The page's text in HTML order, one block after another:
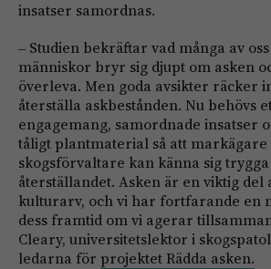
insatser samordnas.
‒ Studien bekräftar vad många av
människor bryr sig djupt om asken
överleva. Men goda avsikter räcker
återställa askbestånden. Nu behövs
engagemang, samordnade insatser
tåligt plantmaterial så att markägare
skogsförvaltare kan känna sig
återställandet. Asken är en viktig del
kulturarv, och vi har fortfarande en
dess framtid om vi agerar
Cleary, universitetslektor i
ledarna för projektet Rädda asken.